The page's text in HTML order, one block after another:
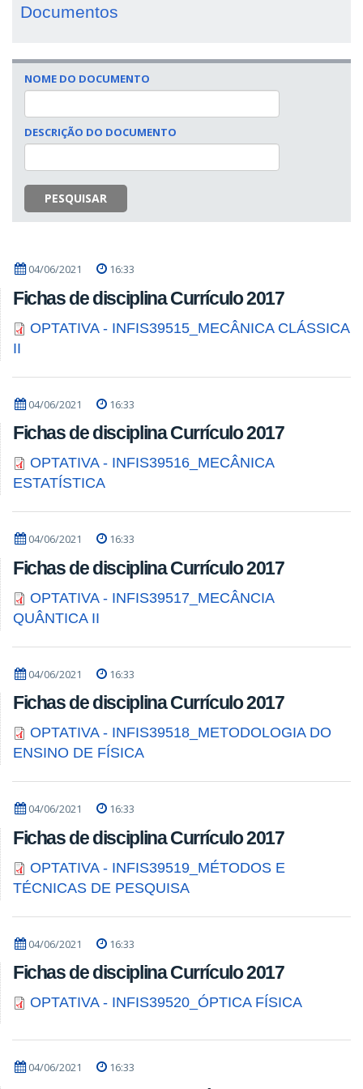
Documentos
NOME DO DOCUMENTO
DESCRIÇÃO DO DOCUMENTO
PESQUISAR
04/06/2021 16:33
Fichas de disciplina Currículo 2017
OPTATIVA - INFIS39515_MECÂNICA CLÁSSICA
II
04/06/2021 16:33
Fichas de disciplina Currículo 2017
OPTATIVA - INFIS39516_MECÂNICA
ESTATÍSTICA
04/06/2021 16:33
Fichas de disciplina Currículo 2017
OPTATIVA - INFIS39517_MECÂNCIA
QUÂNTICA II
04/06/2021 16:33
Fichas de disciplina Currículo 2017
OPTATIVA - INFIS39518_METODOLOGIA DO
ENSINO DE FÍSICA
04/06/2021 16:33
Fichas de disciplina Currículo 2017
OPTATIVA - INFIS39519_MÉTODOS E
TÉCNICAS DE PESQUISA
04/06/2021 16:33
Fichas de disciplina Currículo 2017
OPTATIVA - INFIS39520_ÓPTICA FÍSICA
04/06/2021 16:33